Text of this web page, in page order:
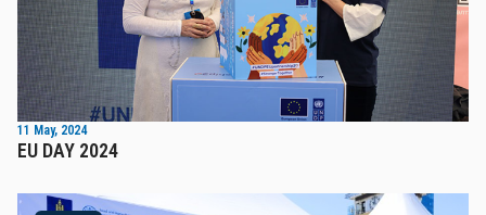
11 May, 2024
EU DAY 2024